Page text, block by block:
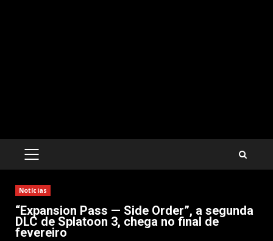
PRIMARY
Notícias
“Expansion Pass — Side Order”, a segunda
DLC de Splatoon 3, chega no final de
fevereiro